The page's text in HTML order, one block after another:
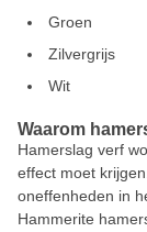
Groen
Zilvergrijs
Wit
Waarom
Hamerslag verf
effect moet
oneffenheden in
Hammerite